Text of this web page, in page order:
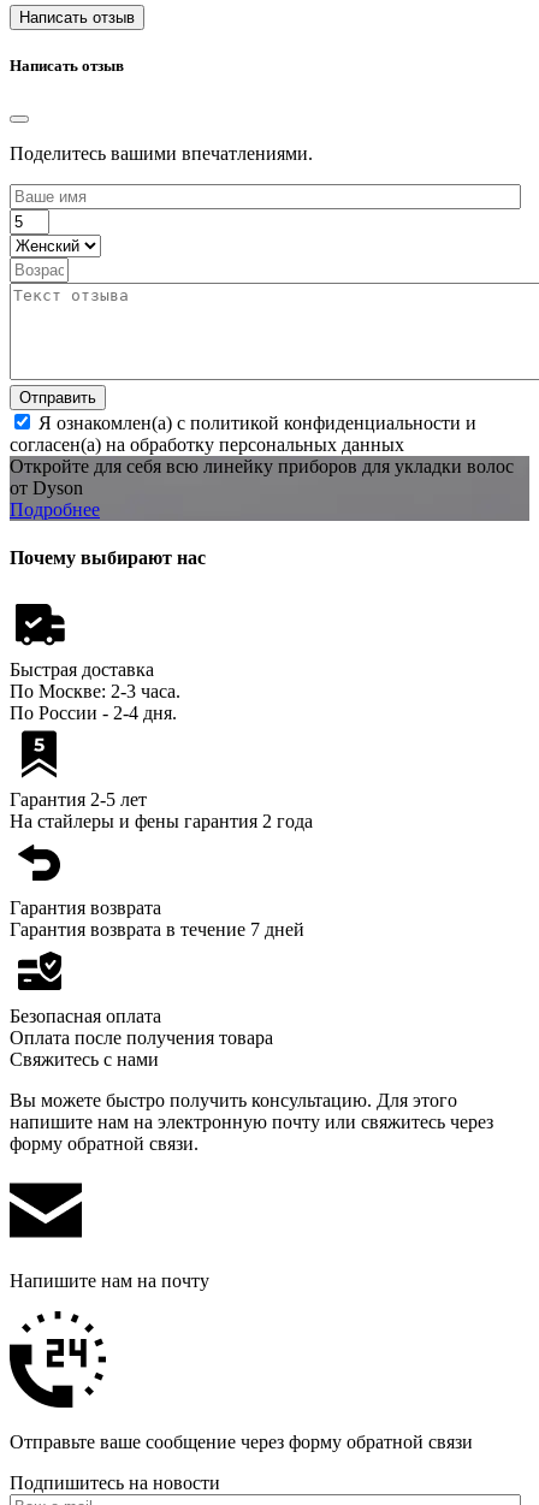
Написать отзыв
Написать отзыв
Поделитесь вашими впечатлениями.
Отправить
Я ознакомлен(а) с политикой конфиденциальности и
согласен(а) на обработку персональных данных
Откройте для себя всю линейку приборов для укладки волос
от Dyson
Подробнее
Почему выбирают нас
Быстрая доставка
По Москве: 2-3 часа.
По России - 2-4 дня.
Гарантия 2-5 лет
На стайлеры и фены гарантия 2 года
Гарантия возврата
Гарантия возврата в течение 7 дней
Безопасная оплата
Оплата после получения товара
Свяжитесь с нами
Вы можете быстро получить консультацию. Для этого
напишите нам на электронную почту или свяжитесь через
форму обратной связи.
Напишите нам на почту
Отправьте ваше сообщение через форму обратной связи
Подпишитесь на новости